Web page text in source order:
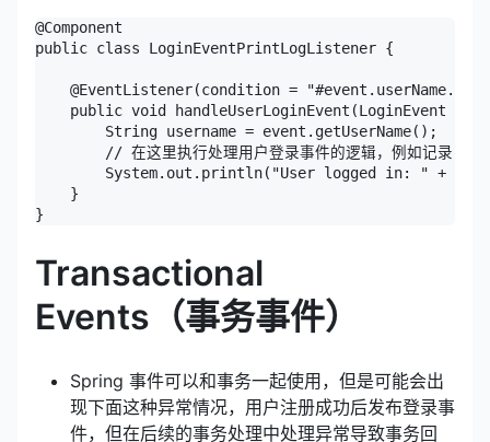
@Component
public class LoginEventPrintLogListener {
@EventListener(condition =
public void handleUserLoginEvent(LoginEvent
        String username = event.getUserName();
// 在这里执行处理用户登录事件的逻辑，例如记录日志
System.out.println("User logged in: " +
    }
Transactional
Events（事务事件）
Spring 事件可以和事务一起使用，但是可能会出
现下面这种异常情况，用户注册成功后发布登录事
件，但在后续的事务处理中处理异常导致事务回